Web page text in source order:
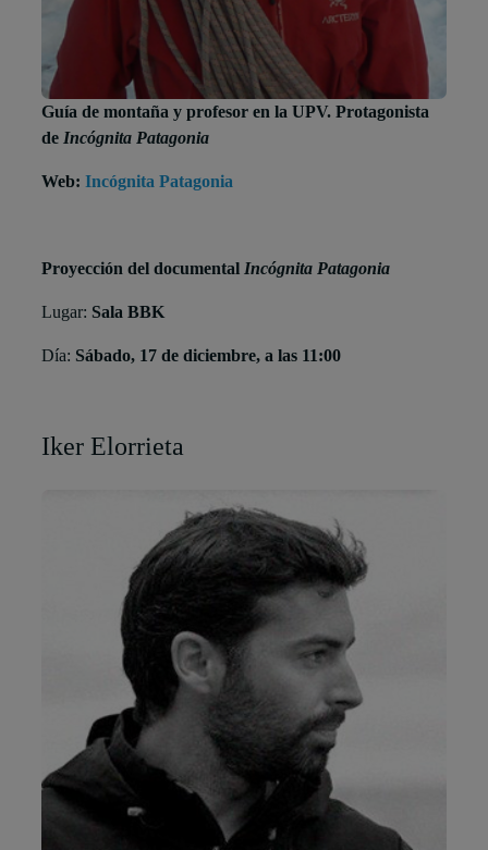
Guía de montaña y profesor en la UPV. Protagonista
de Incógnita Patagonia
Web: Incógnita Patagonia
Proyección del documental Incógnita Patagonia
Lugar: Sala BBK
Día: Sábado, 17 de diciembre, a las 11:00
Iker Elorrieta